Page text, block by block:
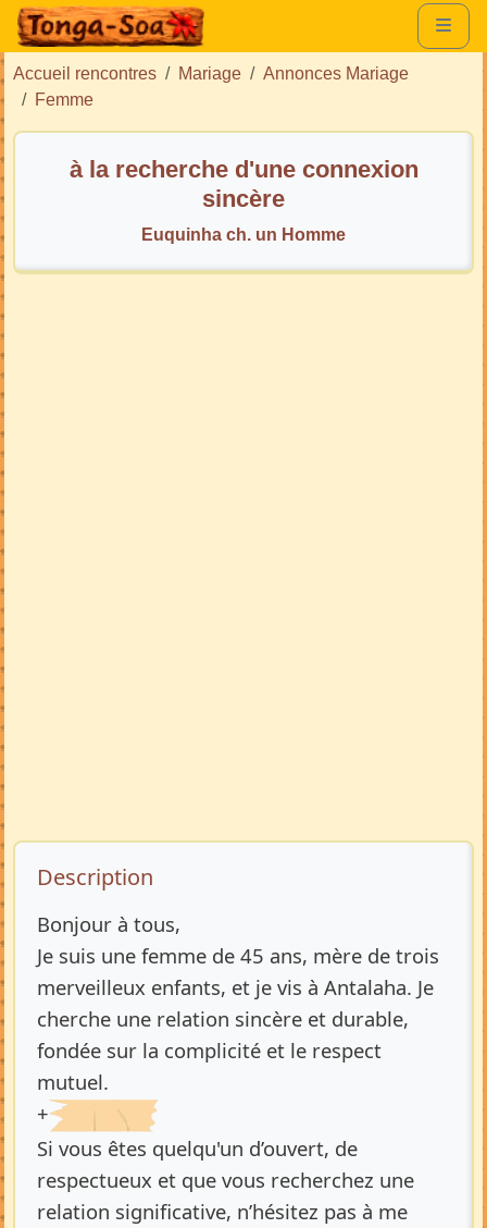
Accueil rencontres Mariage
Annonces Mariage
Femme
à la recherche d'une connexion
sincère
Euquinha ch. un Homme
Description de l’annonce
Description
Bonjour à tous,
Je suis une femme de 45 ans, mère de trois
merveilleux enfants, et je vis à Antalaha. Je
cherche une relation sincère et durable,
fondée sur la complicité et le respect
mutuel.
+
Si vous êtes quelqu'un d’ouvert, de
respectueux et que vous recherchez une
relation significative, n’hésitez pas à me